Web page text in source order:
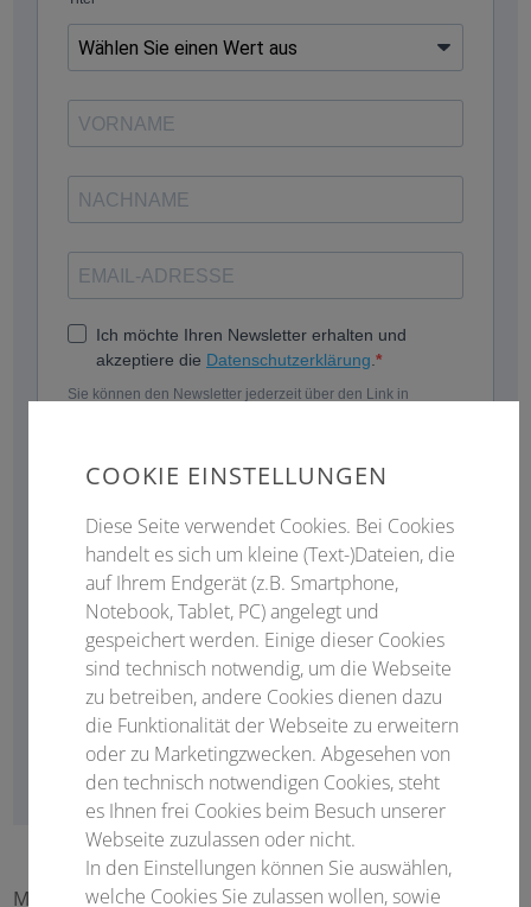
Mit unserem Newsletter sind Sie stets im Bilde über
COOKIE EINSTELLUNGEN
Diese Seite verwendet Cookies. Bei Cookies
handelt es sich um kleine (Text-)Dateien, die
auf Ihrem Endgerät (z.B. Smartphone,
Notebook, Tablet, PC) angelegt und
gespeichert werden. Einige dieser Cookies
sind technisch notwendig, um die Webseite
zu betreiben, andere Cookies dienen dazu
die Funktionalität der Webseite zu erweitern
oder zu Marketingzwecken. Abgesehen von
den technisch notwendigen Cookies, steht
es Ihnen frei Cookies beim Besuch unserer
Webseite zuzulassen oder nicht.
In den Einstellungen können Sie auswählen,
welche Cookies Sie zulassen wollen, sowie